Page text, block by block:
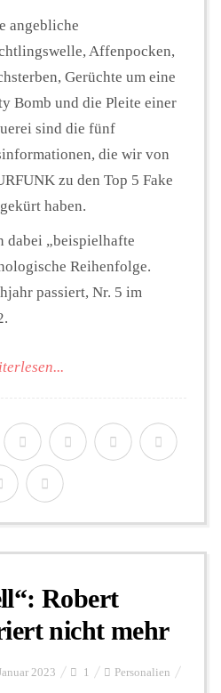
angebliche
Affenpocken,
Gerüchte um eine
Bomb und die Pleite einer
sind die fünf
die wir von
zu den Top 5 Fake
haben.
dabei „beispielhafte
Reihenfolge.
passiert, Nr. 5 im
Robert
nicht mehr
2023 1 Personalien